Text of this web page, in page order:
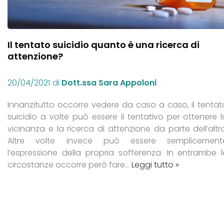
Il tentato suicidio quanto è una ricerca di
attenzione?
20/04/2021 di Dott.ssa Sara Appoloni
Innanzitutto occorre vedere da caso a caso, il
suicidio a volte può essere il tentativo per ottenere
vicinanza e la ricerca di attenzione da parte
Altre volte invece può essere
l’espressione della propria sofferenza. In entrambe
circostanze occorre però fare… Leggi tutto »